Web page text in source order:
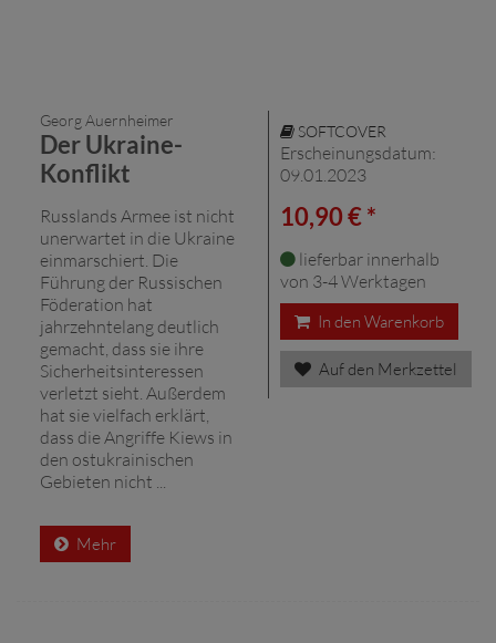
Georg Auernheimer
Der Ukraine-
Konflikt
Russlands Armee ist nicht
unerwartet in die Ukraine
einmarschiert. Die
Führung der Russischen
Föderation hat
jahrzehntelang deutlich
gemacht, dass sie ihre
Sicherheitsinteressen
verletzt sieht. Außerdem
hat sie vielfach erklärt,
dass die Angriffe Kiews in
den ostukrainischen
Gebieten nicht ...
Mehr
SOFTCOVER
Erscheinungsdatum:
09.01.2023
10,90 € *
lieferbar innerhalb
von 3-4 Werktagen
In den Warenkorb
Auf den Merkzettel